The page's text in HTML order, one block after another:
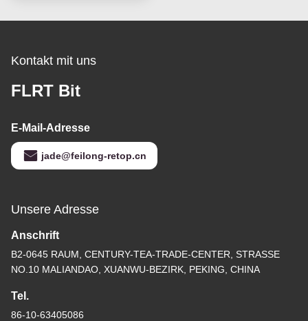
Kontakt mit uns
FLRT Bit
E-Mail-Adresse
jade@feilong-retop.cn
Unsere Adresse
Anschrift
B2-0645 RAUM, CENTURY-TEA-TRADE-CENTER, STRASSE
NO.10 MALIANDAO, XUANWU-BEZIRK, PEKING, CHINA
Tel.
86-10-63405086